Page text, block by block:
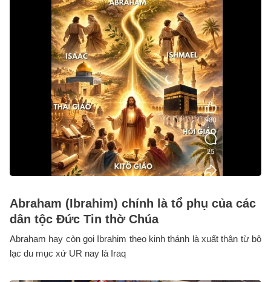
Abraham (Ibrahim) chính là tổ phụ của các
dân tộc Đức Tin thờ Chúa
Abraham hay còn gọi Ibrahim theo kinh thánh là xuất thân từ bộ
lạc du mục xứ UR nay là Iraq